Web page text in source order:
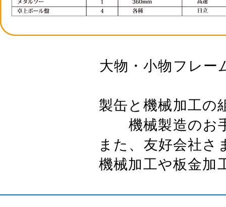
大物・小物フレー
製缶と機械加工の
機械製造のお
また、友好会社さ
機械加工や板金加